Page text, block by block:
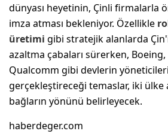
dünyası heyetinin, Çinli firmalarla
imza atması bekleniyor. Özellikle
üretimi gibi stratejik alanlarda
azaltma çabaları sürerken,
Qualcomm gibi devlerin
gerçekleştireceği temaslar, iki ülke
bağların yönünü belirleyecek.
haberdeger.com